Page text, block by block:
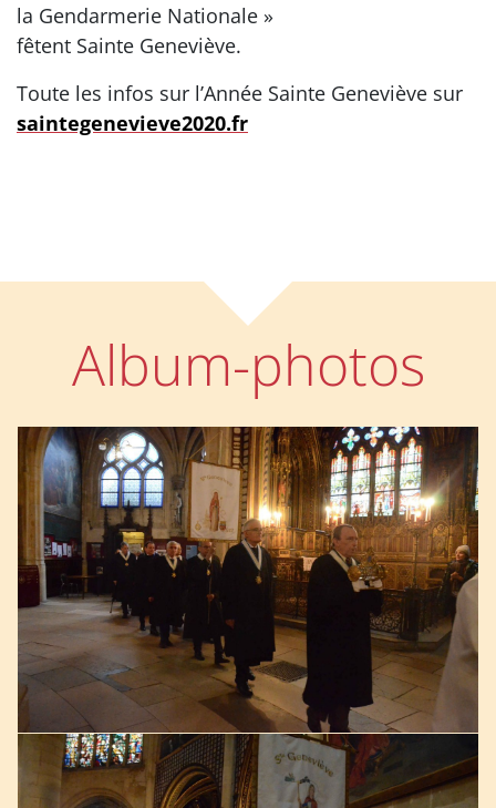
la Gendarmerie Nationale »
fêtent Sainte Geneviève.
Toute les infos sur l’Année Sainte Geneviève sur
saintegenevieve2020.fr
Album-photos